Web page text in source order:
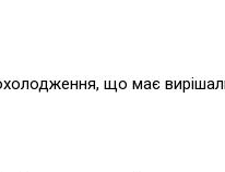
що має